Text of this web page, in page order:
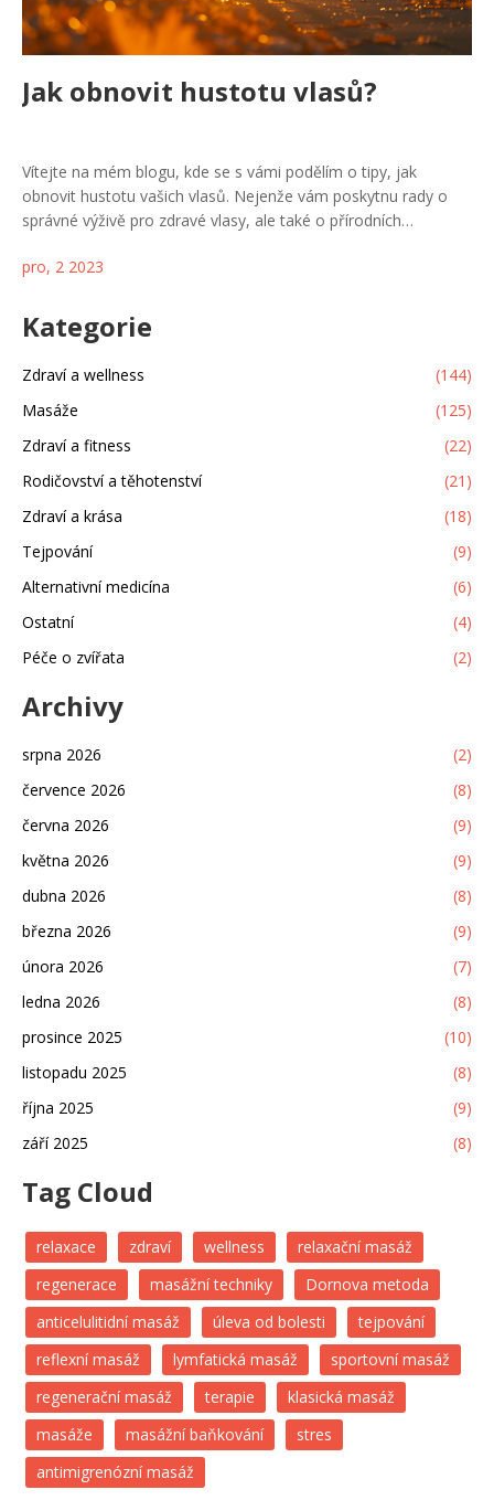
Jak obnovit hustotu vlasů?
Vítejte na mém blogu, kde se s vámi podělím o tipy, jak
obnovit hustotu vašich vlasů. Nejenže vám poskytnu rady o
správné výživě pro zdravé vlasy, ale také o přírodních
svých snů. Zjistíte, jak lze hustotu vlasů skutečně obnovit a jak
spolu zdraví a krásu vašich vlasů.
pro, 2 2023
Kategorie
Zdraví a wellness
(144)
Masáže
(125)
Zdraví a fitness
(22)
Rodičovství a těhotenství
(21)
Zdraví a krása
(18)
Tejpování
(9)
Alternativní medicína
(6)
Ostatní
(4)
Péče o zvířata
(2)
Archivy
srpna 2026
(2)
července 2026
(8)
června 2026
(9)
května 2026
(9)
dubna 2026
(8)
března 2026
(9)
února 2026
(7)
ledna 2026
(8)
prosince 2025
(10)
listopadu 2025
(8)
října 2025
(9)
září 2025
(8)
Tag Cloud
relaxace zdraví wellness
relaxační masáž
regenerace
masážní techniky
Dornova metoda
anticelulitidní masáž
úleva od bolesti
tejpování
reflexní masáž
lymfatická masáž
sportovní masáž
regenerační masáž
terapie
klasická masáž
masáže
masážní baňkování
stres
antimigrenózní masáž